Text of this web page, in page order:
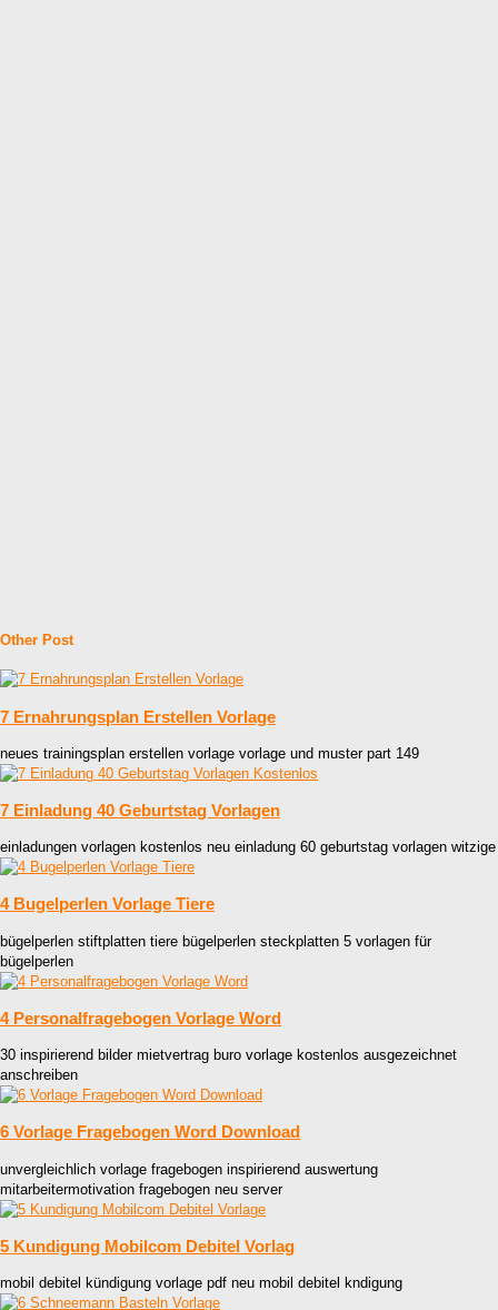
Other Post
7 Ernahrungsplan Erstellen Vorlage
neues trainingsplan erstellen vorlage vorlage und muster part 149
7 Einladung 40 Geburtstag Vorlagen
einladungen vorlagen kostenlos neu einladung 60 geburtstag vorlagen witzige
4 Bugelperlen Vorlage Tiere
bügelperlen stiftplatten tiere bügelperlen steckplatten 5 vorlagen für
bügelperlen
4 Personalfragebogen Vorlage Word
30 inspirierend bilder mietvertrag buro vorlage kostenlos ausgezeichnet
anschreiben
6 Vorlage Fragebogen Word Download
unvergleichlich vorlage fragebogen inspirierend auswertung
mitarbeitermotivation fragebogen neu server
5 Kundigung Mobilcom Debitel Vorlag
mobil debitel kündigung vorlage pdf neu mobil debitel kndigung